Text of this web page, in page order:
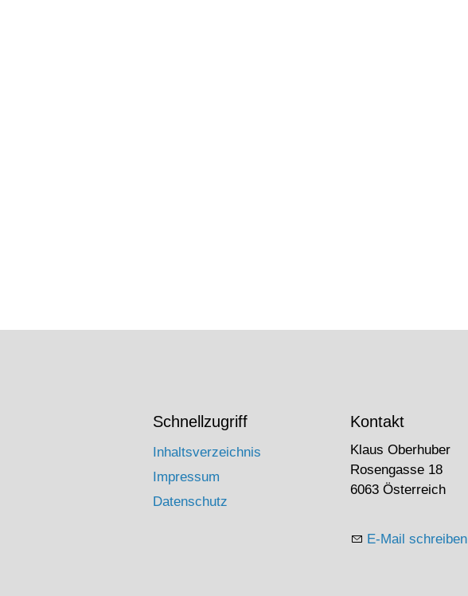
Schnellzugriff
Inhaltsverzeichnis
Impressum
Datenschutz
Kontakt
Klaus Oberhuber
Rosengasse 18
6063 Österreich
E-Mail schreiben